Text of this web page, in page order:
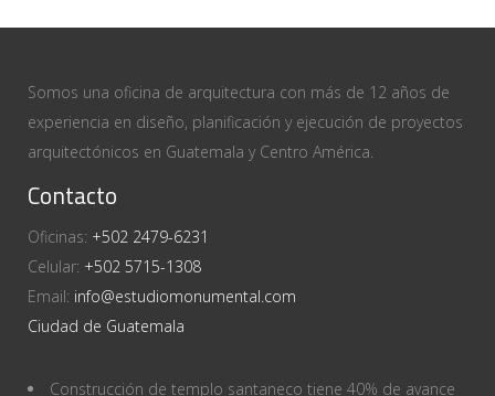
Somos una oficina de arquitectura con más de 12 años de
experiencia en diseño, planificación y ejecución de proyectos
arquitectónicos en Guatemala y Centro América.
Contacto
Oficinas: +502 2479-6231
Celular: +502 5715-1308
Email: info@estudiomonumental.com
Ciudad de Guatemala
Construcción de templo santaneco tiene 40% de avance